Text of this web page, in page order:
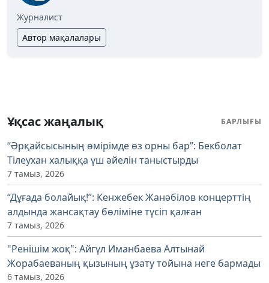
Журналист
Автор мақалалары
Ұқсас жаңалық БАРЛЫҒЫ
“Әрқайсысының өмірімде өз орны бар”: Бекболат
Тілеухан халыққа үш әйелін таныстырды
7 тамыз, 2026
“Дұғада болайық!”: Кенжебек Жанәбілов концерттің
алдында жансақтау бөліміне түсіп қалған
7 тамыз, 2026
"Ренішім жоқ": Айгүл Иманбаева Алтынай
Жорабаеваның қызының ұзату тойына неге бармады
6 тамыз, 2026